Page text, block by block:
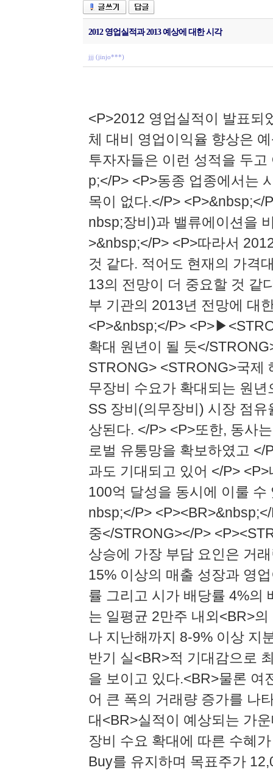
2012 영업실적과 2013 예상에 대한 시각
jjj (jinjo***)
<P>2012 영업실적이 발표되
체 대비 영업이익율 향상은
투자자들은 이런 성적을 두
p;</P> <P>동종 업종에서는
목이 없다.</P> <P>&nbsp;</
nbsp;장비)과 밸류에이션을
>&nbsp;</P> <P>따라서
것 같다. 적어도 현재의 가격
13의 전망이 더 중요할 것 같
부 기관의 2013년 전망에 대
<P>&nbsp;</P>
확대 원년이 될 듯</
STRONG> <STRONG>국제
무장비 수요가 확대되는 원
SS 장비(의무장비) 시장 점
상된다. </P> <P>또한, 동사
로벌 유통망을 확보하였고
과도 기대되고 있어 </P>
100억 달성을 동시에 이룰
nbsp;</P>
중</STRONG></P>
상승에 가장 부담 요인은 거
15% 이상의 매출 성장과 영
률 그리고 시가 배당률 4%의
는 일평균 2만주 내외<BR>
나 지난해까지 8-9% 이상 지
반기 실<BR>적 기대감으로
을 보이고 있다.<BR>물론 여
어 큰 폭의 거래량 증가를 나
대<BR>실적이 예상되는 가
장비 수요 확대에 따른 수혜
Buy를 유지하며 목표주가